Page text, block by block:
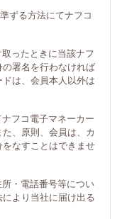
ずる方法にてナフコ
ったときに当該ナフ
署名を行わなければ
は、会員本人以外は
フコ電子マネーカー
、原則、会員は、カ
なすことはできませ
・電話番号等につい
より当社に届け出る